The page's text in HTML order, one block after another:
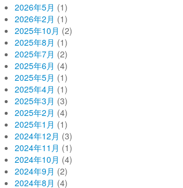
2026年5月 (1)
2026年2月 (1)
2025年10月 (2)
2025年8月 (1)
2025年7月 (2)
2025年6月 (4)
2025年5月 (1)
2025年4月 (1)
2025年3月 (3)
2025年2月 (4)
2025年1月 (1)
2024年12月 (3)
2024年11月 (1)
2024年10月 (4)
2024年9月 (2)
2024年8月 (4)